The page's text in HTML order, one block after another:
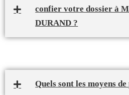
confier votre dossier à
DURAND ?
Quels sont les moyens